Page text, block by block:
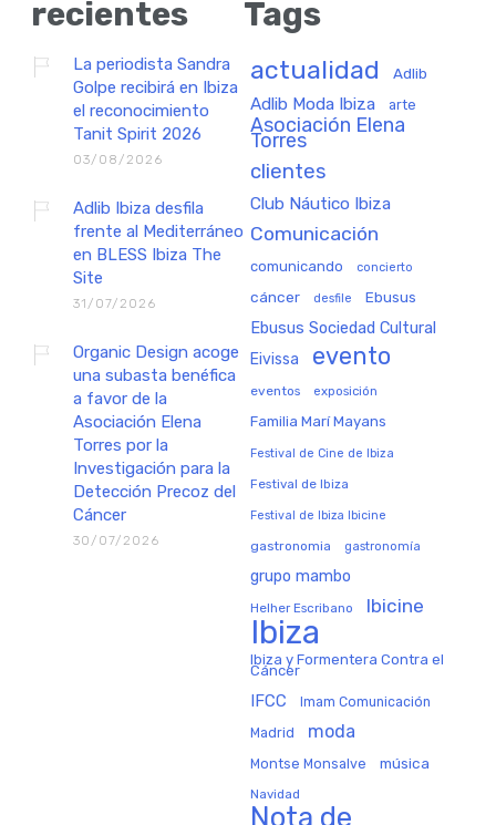
recientes
La periodista Sandra
Golpe recibirá en Ibiza
el reconocimiento
Tanit Spirit 2026
03/08/2026
Adlib Ibiza desfila
frente al Mediterráneo
en BLESS Ibiza The
Site
31/07/2026
Organic Design acoge
una subasta benéfica
a favor de la
Asociación Elena
Torres por la
Investigación para la
Detección Precoz del
Cáncer
30/07/2026
Tags
actualidad Adlib
Adlib Moda Ibiza arte
Asociación Elena
Torres
clientes
Club Náutico Ibiza
Comunicación
comunicando concierto
cáncer desfile Ebusus
Ebusus Sociedad Cultural
Eivissa evento
eventos exposición
Familia Marí Mayans
Festival de Cine de Ibiza
Festival de Ibiza
Festival de Ibiza Ibicine
gastronomia gastronomía
grupo mambo
Helher Escribano Ibicine
Ibiza
Ibiza y Formentera Contra el
Cáncer
IFCC Imam Comunicación
Madrid moda
Montse Monsalve música
Navidad
Nota de